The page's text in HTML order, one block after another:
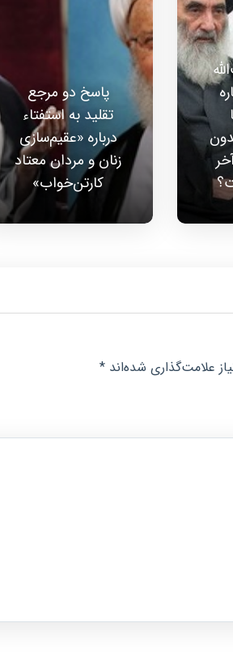
پاسخ دو مرجع
تقلید به استفتاء
درباره «عقیم‌سازی
زنان و مردان معتاد
کارتن‌خواب»
علامت‌گذاری شده‌اند*